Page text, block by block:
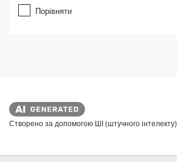
Порівняти
Створено за допомогою ШІ (штучного інтелекту)